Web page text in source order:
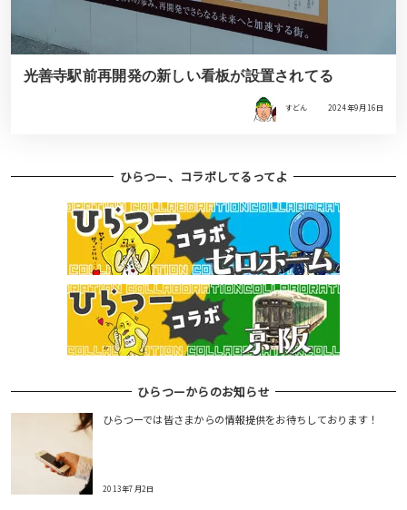
光善寺駅前再開発の新しい看板が設置されてる
すどん 2024年9月16日
ひらつー、コラボしてるってよ
ひらつーからのお知らせ
ひらつーでは皆さまからの情報提供をお待ちしております！
2013年7月2日